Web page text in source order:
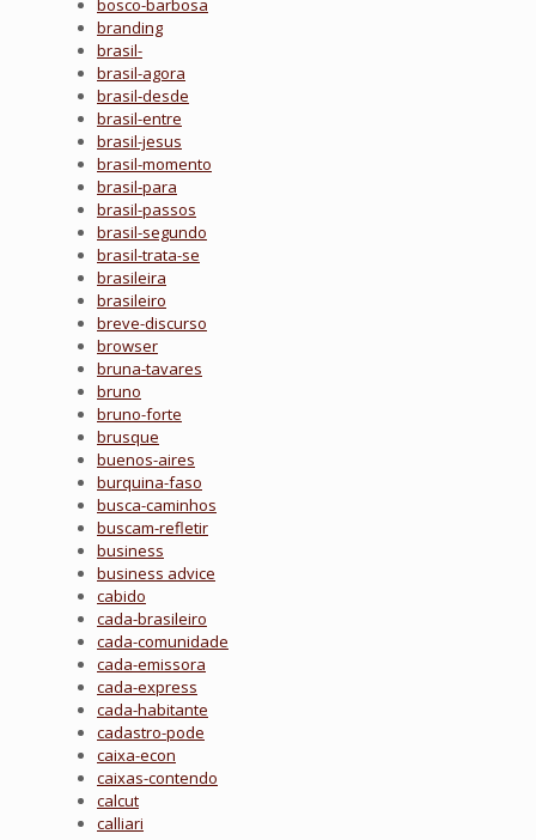
bosco-barbosa
branding
brasil-
brasil-agora
brasil-desde
brasil-entre
brasil-jesus
brasil-momento
brasil-para
brasil-passos
brasil-segundo
brasil-trata-se
brasileira
brasileiro
breve-discurso
browser
bruna-tavares
bruno
bruno-forte
brusque
buenos-aires
burquina-faso
busca-caminhos
buscam-refletir
business
business advice
cabido
cada-brasileiro
cada-comunidade
cada-emissora
cada-express
cada-habitante
cadastro-pode
caixa-econ
caixas-contendo
calcut
calliari